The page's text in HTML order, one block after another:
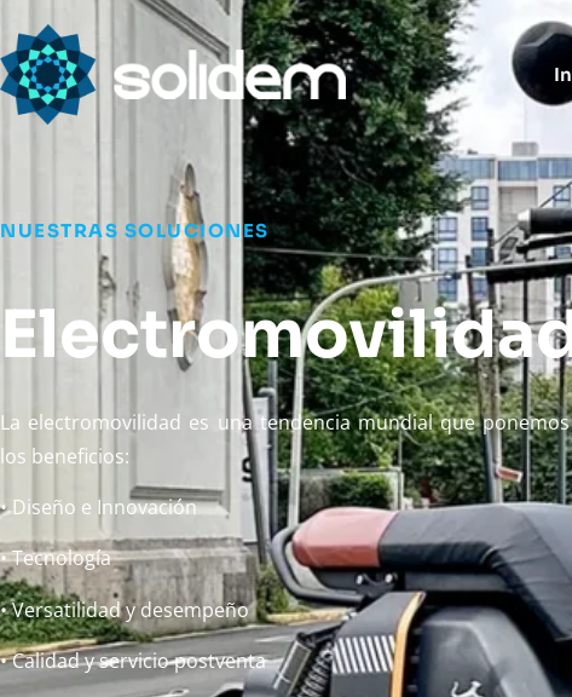
NUESTRAS SOLUCIONES
La electromovilidad es una tendencia mundial que
los beneficios:
• Diseño e Innovación
• Tecnología
• Versatilidad y desempeño
• Calidad y servicio postventa